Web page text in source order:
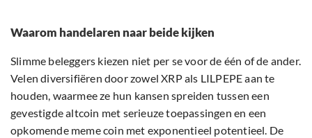
Waarom handelaren naar beide kijken
Slimme beleggers kiezen niet per se voor de één of de ander.
Velen diversifiëren door zowel XRP als LILPEPE aan te
houden, waarmee ze hun kansen spreiden tussen een
gevestigde altcoin met serieuze toepassingen en een
opkomende meme coin met exponentieel potentieel. De